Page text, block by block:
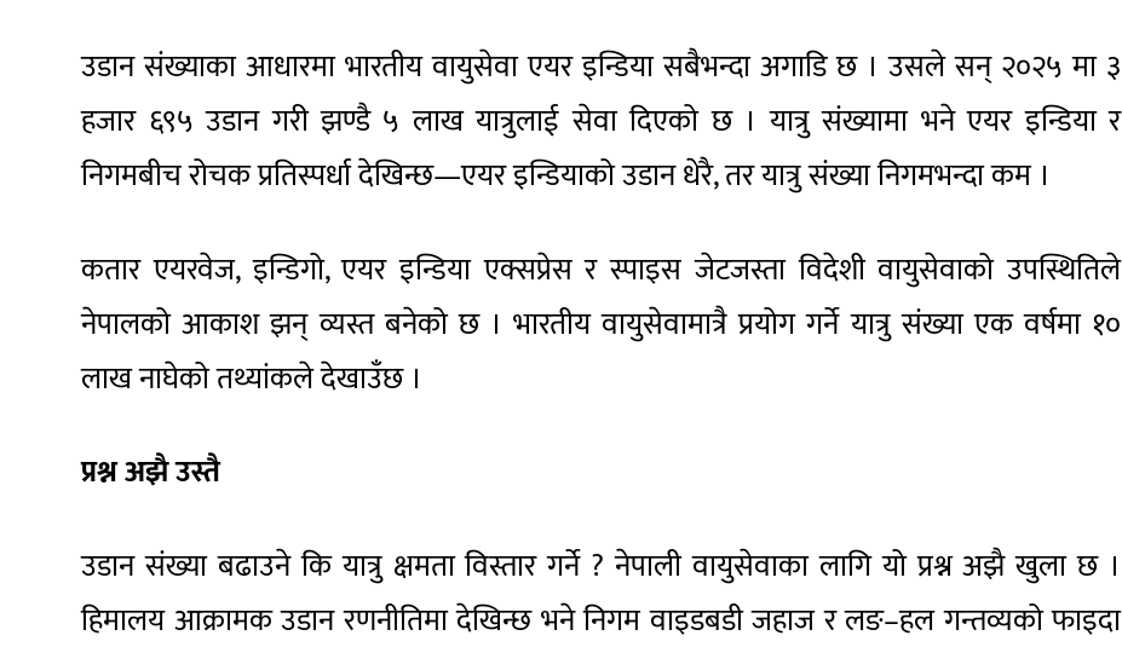
उडान संख्याका आधारमा भारतीय वायुसेवा एयर इन्डिया सबैभन्दा अगाडि छ । उसले सन् २०२५ मा ३
हजार ६९५ उडान गरी झण्डै ५ लाख यात्रुलाई सेवा दिएको छ । यात्रु संख्यामा भने एयर इन्डिया र
निगमबीच रोचक प्रतिस्पर्धा देखिन्छ—एयर इन्डियाको उडान धेरै, तर यात्रु संख्या निगमभन्दा कम ।
कतार एयरवेज, इन्डिगो, एयर इन्डिया एक्सप्रेस र स्पाइस जेटजस्ता विदेशी वायुसेवाको उपस्थितिले
नेपालको आकाश झन् व्यस्त बनेको छ । भारतीय वायुसेवामात्रै प्रयोग गर्ने यात्रु संख्या एक वर्षमा १०
लाख नाघेको तथ्यांकले देखाउँछ ।
प्रश्न अझै उस्तै
उडान संख्या बढाउने कि यात्रु क्षमता विस्तार गर्ने ? नेपाली वायुसेवाका लागि यो प्रश्न अझै खुला छ ।
हिमालय आक्रामक उडान रणनीतिमा देखिन्छ भने निगम वाइडबडी जहाज र लङ–हल गन्तव्यको फाइदा